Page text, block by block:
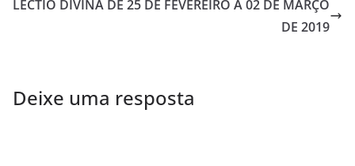
LECTIO DIVINA DE 25 DE FEVEREIRO À 02 DE MARÇO
DE 2019
Deixe uma resposta